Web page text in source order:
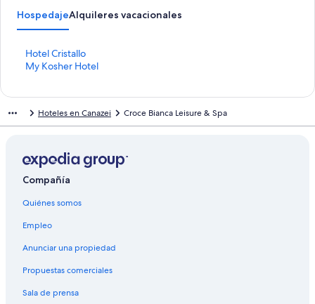
HospedajeAlquileres vacacionales
Hotel Cristallo
E
n
e
p
r
a
a
r
r
l
a
p
g
My Kosher Hotel
E
e
a
r
a
b
i
r
a
á
Hoteles en Canazei Croce Bianca Leisure & Spa
Compañía
Quiénes somos
Empleo
Anunciar una propiedad
Propuestas comerciales
Sala de prensa